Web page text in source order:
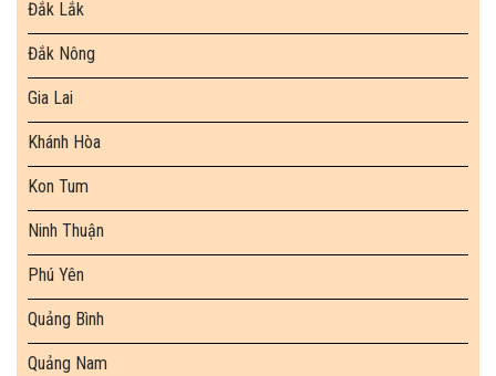
Đắk Lắk
Đắk Nông
Gia Lai
Khánh Hòa
Kon Tum
Ninh Thuận
Phú Yên
Quảng Bình
Quảng Nam